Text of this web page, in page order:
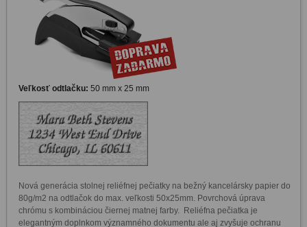
Veľkosť odtlačku: 50 mm x 25 mm
Nová generácia stolnej reliéfnej pečiatky na bežný kancelársky papier do
80g/m2 na odtlačok do max. veľkosti 50x25mm. Povrchová úprava
chrómu s kombináciou čiernej matnej farby.  Reliéfna pečiatka je
elegantným doplnkom významného dokumentu ale aj zvyšuje ochranu